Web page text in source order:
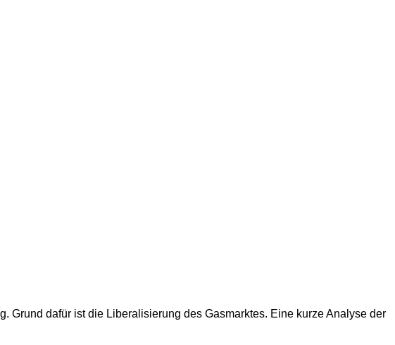
dafür ist die Liberalisierung des Gasmarktes. Eine kurze Analyse der